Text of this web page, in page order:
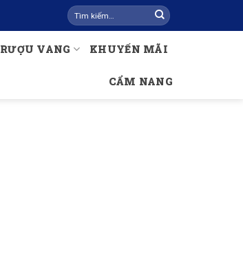
Tìm
kiếm:
RƯỢU VANG KHUYẾN MÃI
CẨM NANG